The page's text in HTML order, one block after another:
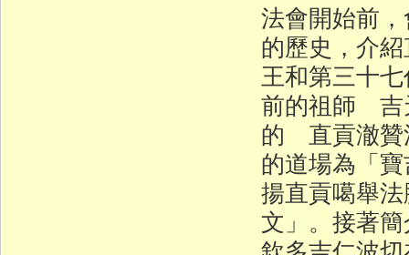
法會開始前
的歷史，介
王和第三十
前的祖師 吉
的 直貢澈贊
的道場為「
揚直貢噶舉
文」。接著